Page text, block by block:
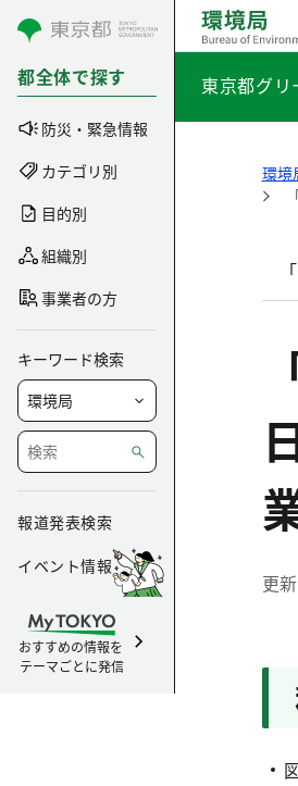
コンテンツにスキップ
都全体で探す
防災・緊急情報
カテゴリ別
目的別
組織別
事業者の方
キーワード検索
報道発表検索
イベント情報
おすすめの情報を
テーマごとに発信
東京都グ
環境
更